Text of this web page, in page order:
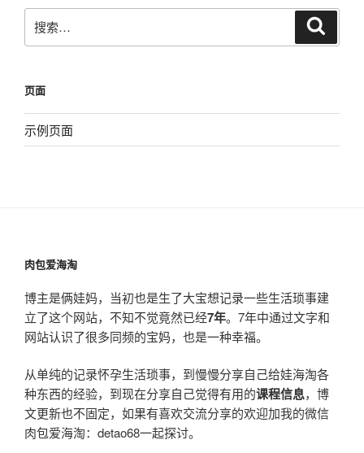
搜
索：
页面
示例页面
肉包爱海淘
博主是俩娃妈，当初也是生了大宝想记录一些生活琐事建
立了这个网站，不知不觉竟然已经7年。7年中通过文字和
网站认识了很多同频的宝妈，也是一种幸福。
从单纯的记录怀孕生活琐事，到慢慢分享自己给娃海淘各
种东西的经验，到现在分享自己觉得有用的课程信息，博
文更新也不固定，如果有喜欢交流分享的欢迎加我的微信
肉包爱海淘：detao68一起探讨。